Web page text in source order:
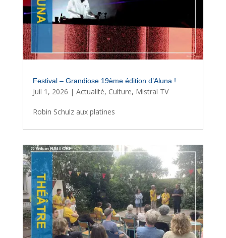
Festival – Grandiose 19ème édition d’Aluna !
Juil 1, 2026 | Actualité, Culture, Mistral TV
Robin Schulz aux platines